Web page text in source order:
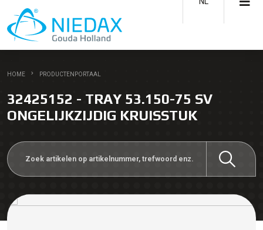
HOME PRODUCTENPORTAAL
32425152 - TRAY 53.150-75 SV
ONGELIJKZIJDIG KRUISSTUK